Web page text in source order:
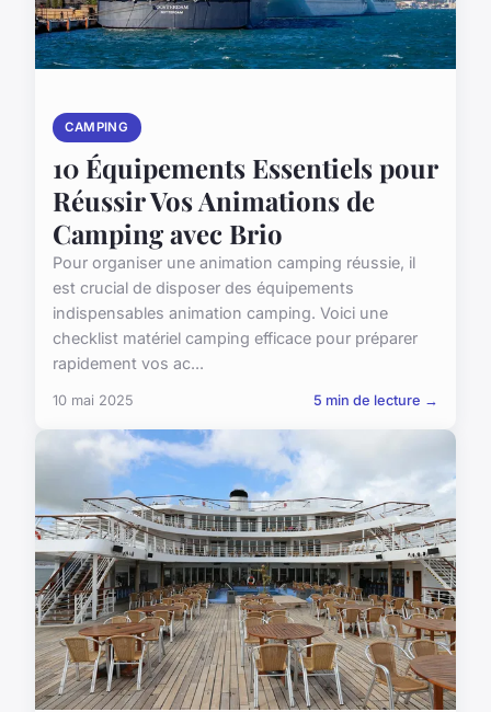
CAMPING
10 Équipements Essentiels pour
Réussir Vos Animations de
Camping avec Brio
Pour organiser une animation camping réussie, il
est crucial de disposer des équipements
indispensables animation camping. Voici une
checklist matériel camping efficace pour préparer
rapidement vos ac...
10 mai 2025 5 min de lecture →